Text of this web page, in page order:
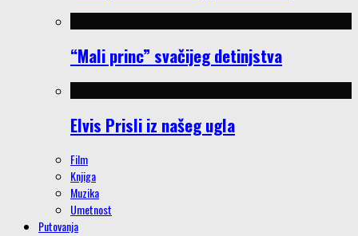
“Mali princ” svačijeg detinjstva
Elvis Prisli iz našeg ugla
Film
Knjiga
Muzika
Umetnost
Putovanja